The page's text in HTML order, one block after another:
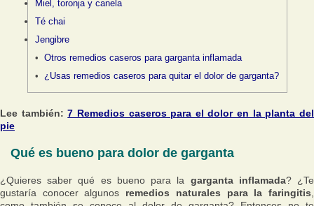
Miel, toronja y canela
Té chai
Jengibre
Otros remedios caseros para garganta inflamada
¿Usas remedios caseros para quitar el dolor de garganta?
Lee también:7 Remedios caseros para el dolor en la planta del
pie
Qué es bueno para dolor de garganta
¿Quieres saber qué es bueno para la garganta inflamada? ¿Te
gustaría conocer algunos remedios naturales para la faringitis